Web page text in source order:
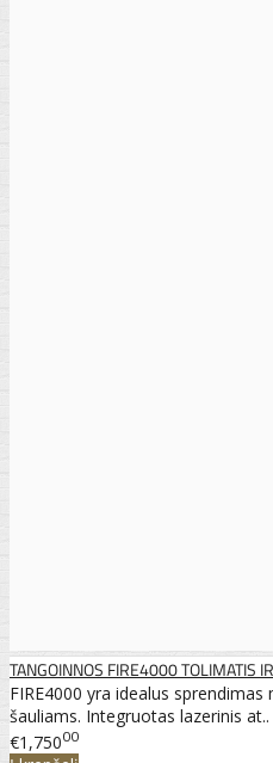
TANGOINNOS FIRE4000 TOLIMATIS
FIRE4000 yra idealus
šauliams. Integruotas lazerinis at..
€1,75000